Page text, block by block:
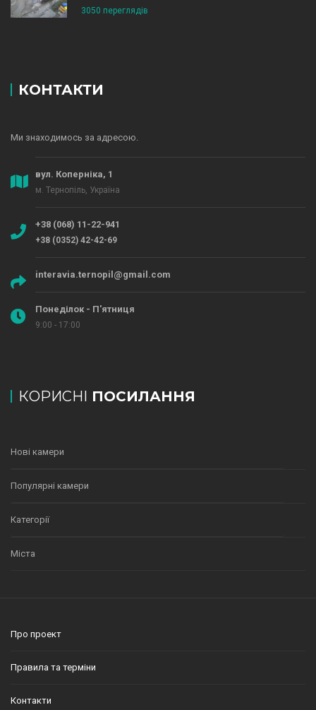
3050 переглядів
КОНТАКТИ
Ми знаходимось за адресою.
вул. Коперніка, 1
м. Тернопіль, Україна
+38 (068) 11-22-941
+38 (0352) 42-42-69
interavia.ternopil@gmail.com
Понеділок - П'ятниця
9:00 - 17:00
КОРИСНІ ПОСИЛАННЯ
Нові камери
Популярні камери
Категорії
Міста
Про проект
Правила та терміни
Контакти